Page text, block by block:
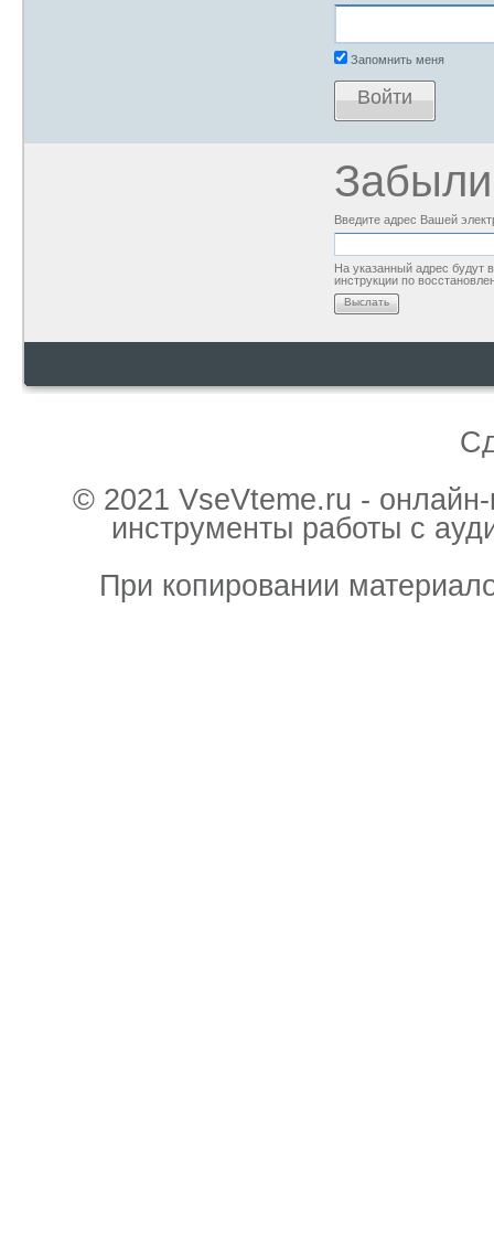
Запомнить меня
Войти
Введите адрес Вашей
На указанный адрес будут
инструкции по
Выслать
© 2021 VseVteme.ru -
инструменты работы с
При копировании